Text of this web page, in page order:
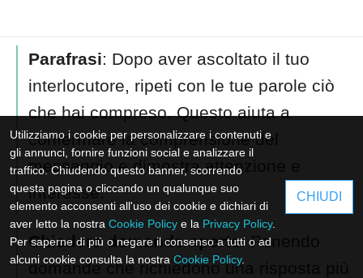
Parafrasi: Dopo aver ascoltato il tuo
interlocutore, ripeti con le tue parole ciò
che hai compreso. Questo aiuta a
confermare la comprensione del
messaggio e dimostra attenzione e
interesse.
Chiedere domande aperte: Ponendo
domande che richiedono una risposta più
Utilizziamo i cookie per personalizzare i contenuti e
gli annunci, fornire funzioni social e analizzare il
traffico. Chiudendo questo banner, scorrendo
questa pagina o cliccando un qualunque suo
elemento acconsenti all'uso dei cookie e dichiari di
aver letto la nostra Cookie Policy e la Privacy Policy.
Per saperne di più o negare il consenso a tutti o ad
alcuni cookie consulta la nostra Cookie Policy.
CHIUDI